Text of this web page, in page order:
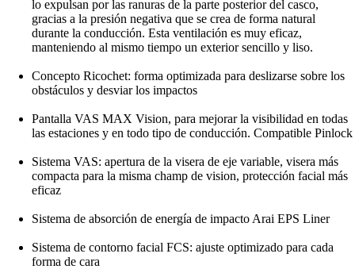
lo expulsan por las ranuras de la parte posterior del casco,
gracias a la presión negativa que se crea de forma natural
durante la conducción. Esta ventilación es muy eficaz,
manteniendo al mismo tiempo un exterior sencillo y liso.
Concepto Ricochet: forma optimizada para deslizarse sobre los
obstáculos y desviar los impactos
Pantalla VAS MAX Vision, para mejorar la visibilidad en todas
las estaciones y en todo tipo de conducción. Compatible Pinlock
Sistema VAS: apertura de la visera de eje variable, visera más
compacta para la misma champ de vision, protección facial más
eficaz
Sistema de absorción de energía de impacto Arai EPS Liner
Sistema de contorno facial FCS: ajuste optimizado para cada
forma de cara